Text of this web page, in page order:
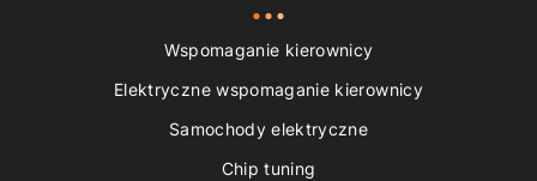
Wspomaganie kierownicy
Elektryczne wspomaganie kierownicy
Samochody elektryczne
Chip tuning